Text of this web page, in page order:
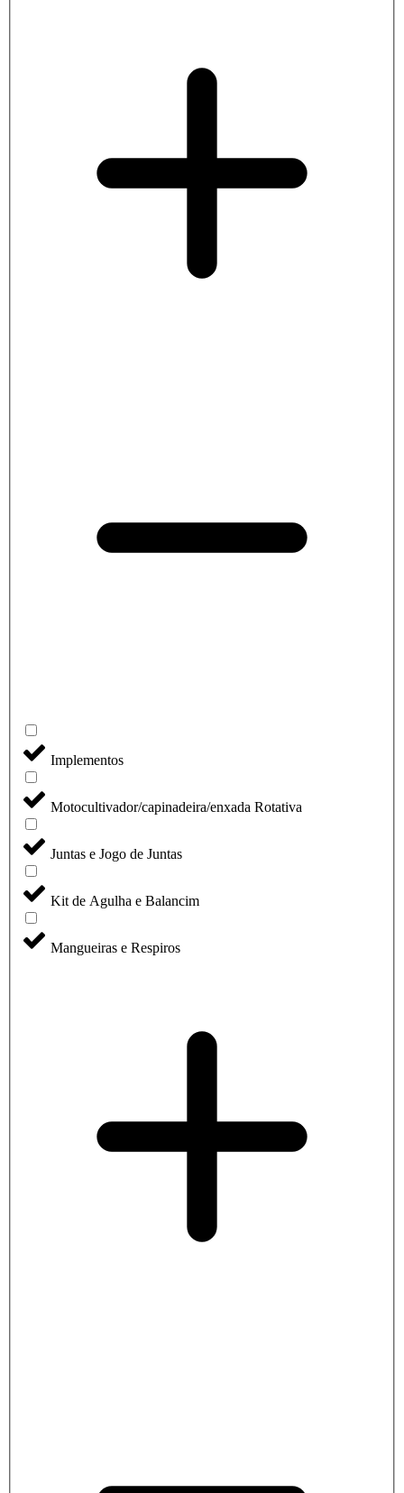
Implementos
Motocultivador/capinadeira/enxada Rotativa
Juntas e Jogo de Juntas
Kit de Agulha e Balancim
Mangueiras e Respiros